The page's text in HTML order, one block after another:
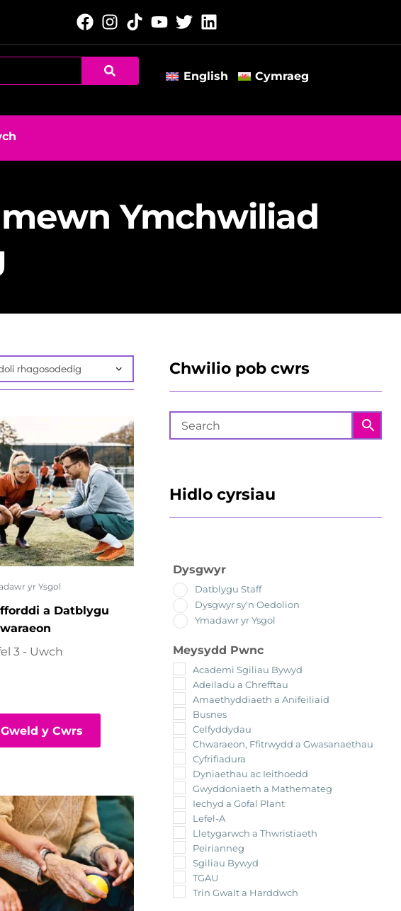
English Cymraeg
Ymchwiliad
yr Ysgol
a Datblygu
3 - Uwch
Gweld y Cwrs
Chwilio pob cwrs
Hidlo cyrsiau
Dysgwyr
Datblygu Staff
Dysgwyr sy'n Oedolion
Ymadawr yr Ysgol
Meysydd Pwnc
Academi Sgiliau Bywyd
Adeiladu a Chrefftau
Amaethyddiaeth a Anifeiliaid
Busnes
Celfyddydau
Chwaraeon, Ffitrwydd a Gwasanaethau
Cyfrifiadura
Dyniaethau ac Ieithoedd
Gwyddoniaeth a Mathemateg
Iechyd a Gofal Plant
Lefel-A
Lletygarwch a Thwristiaeth
Peirianneg
Sgiliau Bywyd
TGAU
Trin Gwalt a Harddwch